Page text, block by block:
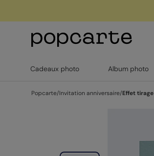
Cadeaux photo Album photo
Popcarte/Invitation anniversaire/Effet tirage